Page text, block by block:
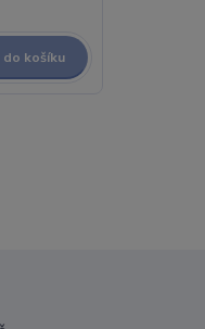
košíku